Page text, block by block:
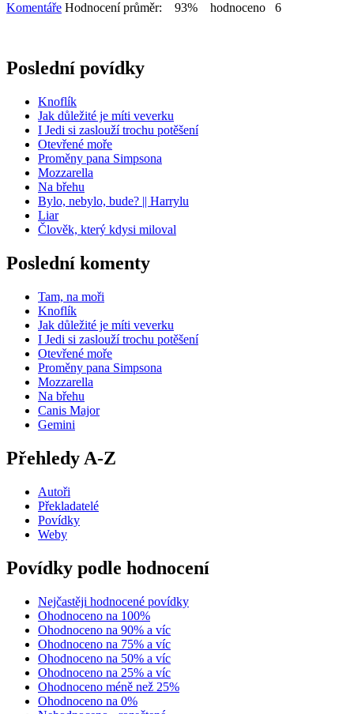
Komentáře Hodnocení průměr: 93% hodnoceno 6
Poslední povídky
Knoflík
Jak důležité je míti veverku
I Jedi si zaslouží trochu potěšení
Otevřené moře
Proměny pana Simpsona
Mozzarella
Na břehu
Bylo, nebylo, bude? || Harrylu
Liar
Člověk, který kdysi miloval
Poslední komenty
Tam, na moři
Knoflík
Jak důležité je míti veverku
I Jedi si zaslouží trochu potěšení
Otevřené moře
Proměny pana Simpsona
Mozzarella
Na břehu
Canis Major
Gemini
Přehledy A-Z
Autoři
Překladatelé
Povídky
Weby
Povídky podle hodnocení
Nejčastěji hodnocené povídky
Ohodnoceno na 100%
Ohodnoceno na 90% a víc
Ohodnoceno na 75% a víc
Ohodnoceno na 50% a víc
Ohodnoceno na 25% a víc
Ohodnoceno méně než 25%
Ohodnoceno na 0%